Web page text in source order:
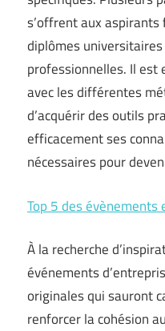
s’offrent aux
diplômes
professionnelles. Il
avec les différentes
d’acquérir des outils
efficacement ses
nécessaires pour
Top 5 des
À la recherche
événements
originales qui sauront
renforcer la cohésion